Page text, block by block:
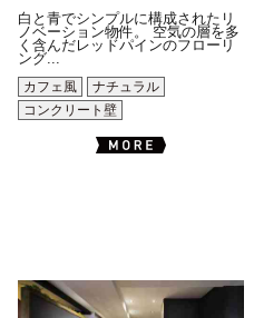
白と青でシンプルに構成されたリ
ノベーション物件。 空気の層を多
く含んだレッドパインのフローリ
ング...
カフェ風
ナチュラル
コンクリート壁